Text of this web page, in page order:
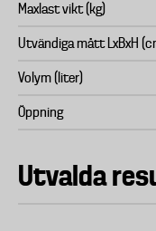
Maxlast vikt (kg)
Utvändiga mått LxBxH
Volym (liter)
Öppning
Utvalda